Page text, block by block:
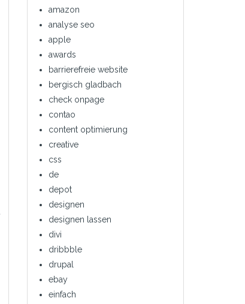
amazon
analyse seo
apple
awards
barrierefreie website
bergisch gladbach
check onpage
contao
content optimierung
creative
css
de
depot
designen
designen lassen
divi
dribbble
drupal
ebay
einfach